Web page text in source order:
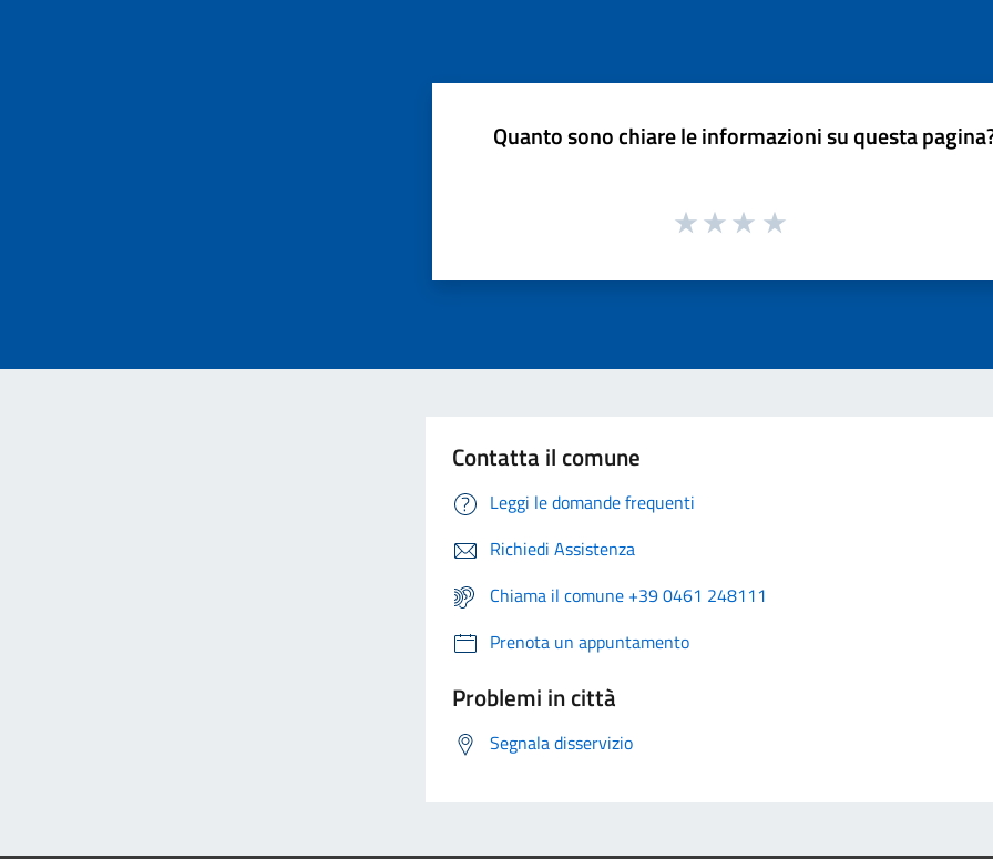
Quanto sono chiare le informazioni su questa
Contatta il comune
Leggi le domande frequenti
Richiedi Assistenza
Chiama il comune +39 0461 248111
Prenota un appuntamento
Problemi in città
Segnala disservizio